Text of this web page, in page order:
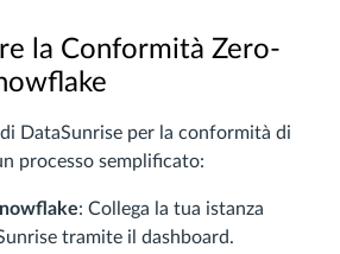
la Conformità Zero-
DataSunrise per la conformità di
processo semplificato:
: Collega la tua istanza
tramite il dashboard.